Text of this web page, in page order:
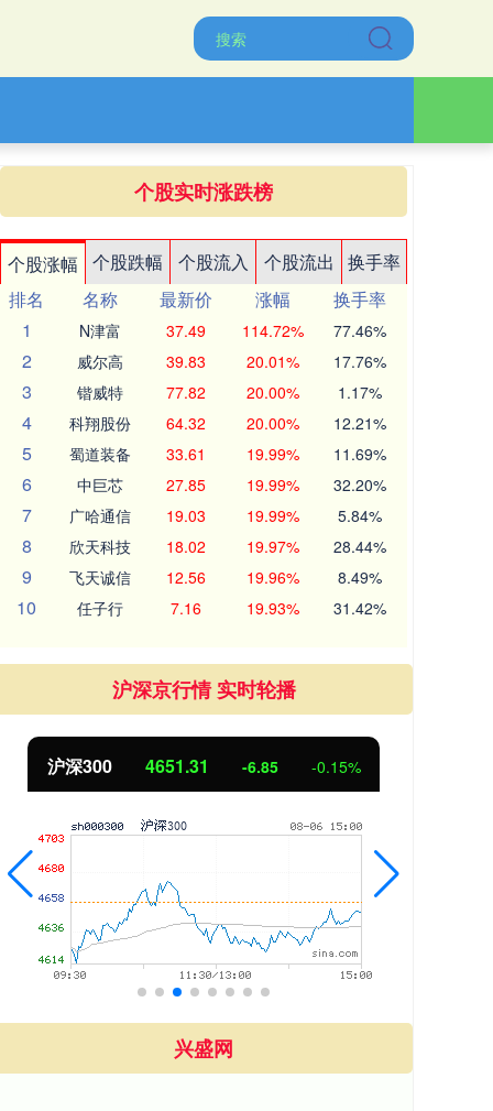
个股实时涨跌榜
个股涨幅 个股跌幅 个股流入 个股流出
换手率
排名
名称 最新价 涨幅
换手率
1
N津富 37.49 114.72% 77.46%
2 威尔高 39.83 20.01% 17.76%
3 锴威特 77.82 20.00% 1.17%
4 科翔股份 64.32 20.00% 12.21%
5 蜀道装备 33.61 19.99% 11.69%
6 中巨芯 27.85 19.99% 32.20%
7 广哈通信 19.03 19.99% 5.84%
8 欣天科技 18.02 19.97% 28.44%
9 飞天诚信 12.56 19.96% 8.49%
10 任子行 7.16 19.93% 31.42%
沪深京行情 实时轮播
北证50 1122.88 3.42 0.30%
兴盛网